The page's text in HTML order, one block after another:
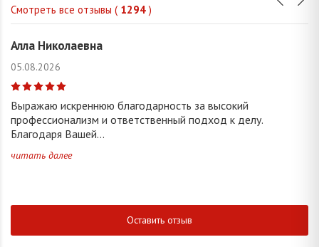
Смотреть все отзывы ( 1294 )
Алла Николаевна
05.08.2026
Выражаю искреннюю благодарность за высокий
профессионализм и ответственный подход к делу.
Благодаря Вашей...
читать далее
Оставить отзыв